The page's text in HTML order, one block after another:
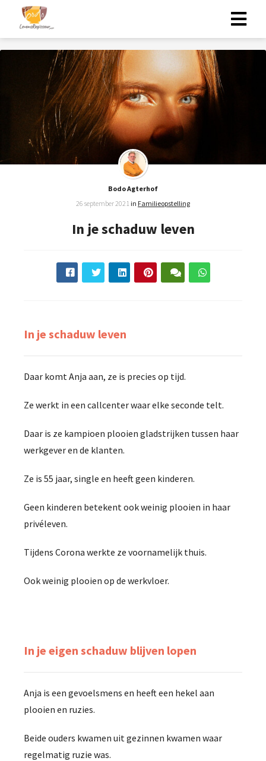
Bodo Agterhof
26 september 2021 in Familieopstelling
In je schaduw leven
In je schaduw leven
Daar komt Anja aan, ze is precies op tijd.
Ze werkt in een callcenter waar elke seconde telt.
Daar is ze kampioen plooien gladstrijken tussen haar
werkgever en de klanten.
Ze is 55 jaar, single en heeft geen kinderen.
Geen kinderen betekent ook weinig plooien in haar
privéleven.
Tijdens Corona werkte ze voornamelijk thuis.
Ook weinig plooien op de werkvloer.
In je eigen schaduw blijven lopen
Anja is een gevoelsmens en heeft een hekel aan
plooien en ruzies.
Beide ouders kwamen uit gezinnen kwamen waar
regelmatig ruzie was.